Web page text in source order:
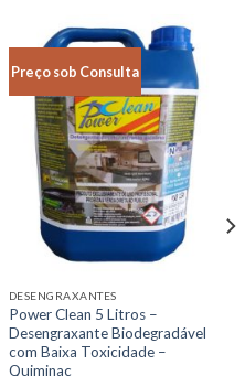
Preço sob Consulta
DESENGRAXANTES
Power Clean 5 Litros –
Desengraxante Biodegradável
com Baixa Toxicidade –
Quiminac